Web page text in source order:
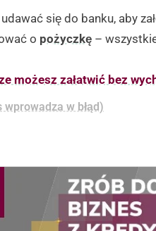
się do banku, aby
o pożyczkę –
możesz załatwić bez
wprowadza w błąd)